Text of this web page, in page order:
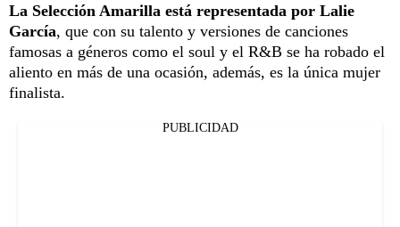
La Selección Amarilla está representada por Lalie
García, que con su talento y versiones de canciones
famosas a géneros como el soul y el R&B se ha robado el
aliento en más de una ocasión, además, es la única mujer
finalista.
PUBLICIDAD